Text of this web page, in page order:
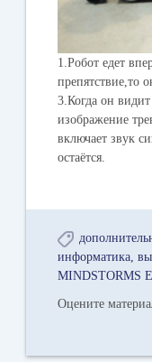
1.Робот едет
препятствие,то
3.Когда он
изображение
включает звук
остаётся.
информатика
MINDSTORMS
Оцените